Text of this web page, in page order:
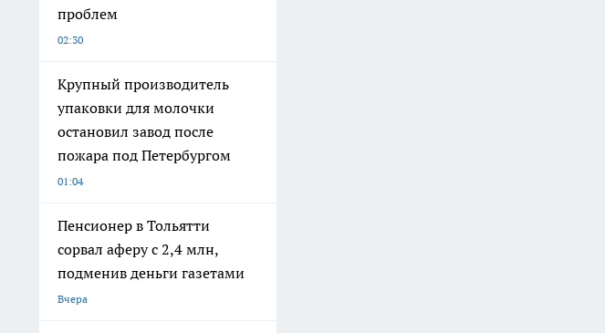
проблем
02:30
Крупный производитель
упаковки для молочки
остановил завод после
пожара под Петербургом
01:04
Пенсионер в Тольятти
сорвал аферу с 2,4 млн,
подменив деньги газетами
Вчера